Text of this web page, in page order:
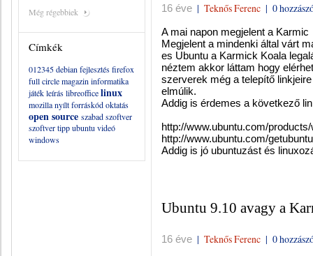
Még régebbiek
Címkék
012345debian fejlesztésfirefox
full circle magazin informatika
játékleíráslibreofficelinux
mozillanyílt forráskódoktatás
open source szabad szoftver
szoftvertippubuntu videó
windows
16 éve | Teknős Ferenc | 0
A mai napon megjelent a
Megjelent a mindenki által várt
es Ubuntu a Karmick Koala
néztem akkor láttam hogy
szerverek még a telepítő
elmúlik.
Addig is érdemes a következő
http://www.ubuntu.com/
http://www.ubuntu.com/
Addig is jó ubuntuzást és
Ubuntu 9.10 avagy a
16 éve | Teknős Ferenc | 0